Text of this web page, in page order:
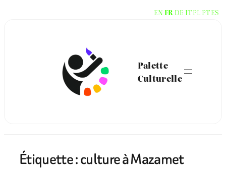
Palette
Culturelle
Étiquette :culture à Mazamet
EN FR DE ITPL PTES